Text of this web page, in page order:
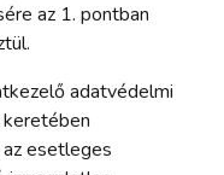
az 1. pontban
adatvédelmi
esetleges